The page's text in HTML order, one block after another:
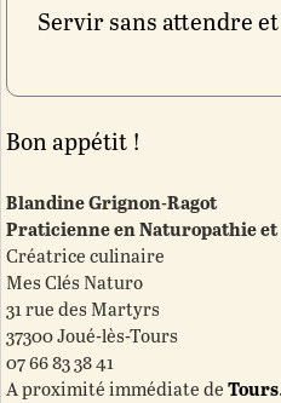
Servir sans attendre et
Bon appétit !
Blandine Grignon-Ragot
Praticienne en Naturopathie et
Créatrice culinaire
Mes Clés Naturo
31 rue des Martyrs
37300 Joué-lès-Tours
07 66 83 38 41
A proximité immédiate deTours.